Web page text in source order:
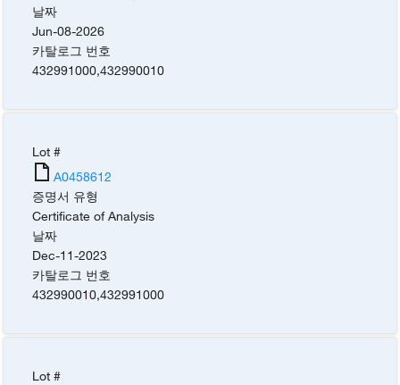
날짜
Jun-08-2026
카탈로그 번호
432991000,432990010
Lot #
A0458612
증명서 유형
Certificate of Analysis
날짜
Dec-11-2023
카탈로그 번호
432990010,432991000
Lot #